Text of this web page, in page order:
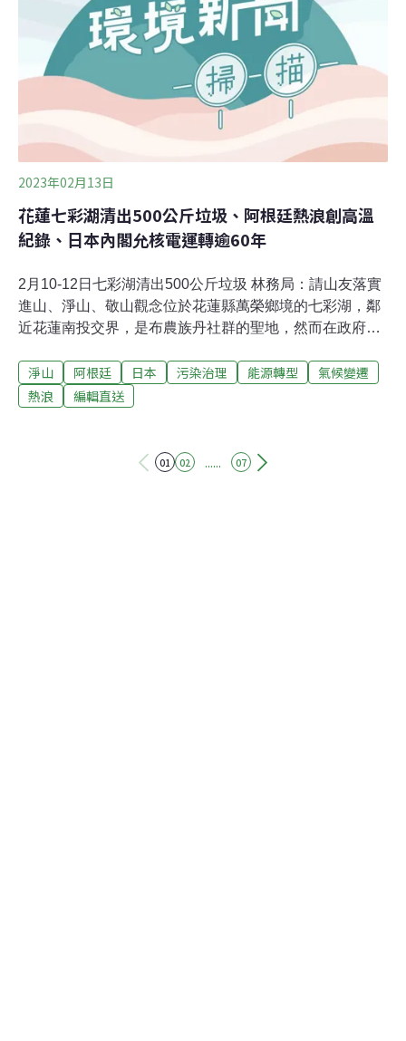
素，改新建「納骨牆」，包含中式4432、西式3328個塔
位，近期將完工。鄉公所表示，未來也考慮設置環保自然
植葬方式，也會積極爭取經費進行園區綠美化，與周邊環
境互相結合，營造清幽綠化景觀。（中央社報導）
2023年02月13日
花蓮七彩湖清出500公斤垃圾、阿根廷熱浪創高溫
紀錄、日本內閣允核電運轉逾60年
2月10-12日七彩湖清出500公斤垃圾 林務局：請山友落實
進山、淨山、敬山觀念位於花蓮縣萬榮鄉境的七彩湖，鄰
近花蓮南投交界，是布農族丹社群的聖地，然而在政府開
務局8日邀花蓮及南投的布農族人至七彩湖淨山，清出500
公斤垃圾，林務局請上山民眾能落實進山、淨山、敬山觀
成軍5個月 已查獲22處非法棄置場址台南市去年10月成立
淨山 阿根廷 日本 污染治理 能源轉型
氣候變遷
熱浪
編輯直送
01 02 ...... 07